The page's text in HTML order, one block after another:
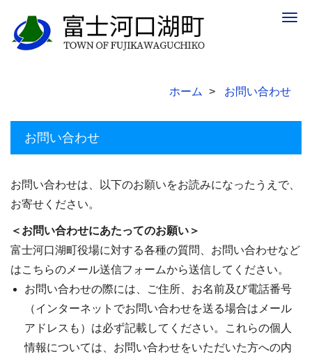
ホーム お問い合わせ
お問い合わせ
お問い合わせは、以下のお願いをお読みになったうえで、
お寄せください。
＜お問い合わせにあたってのお願い＞
富士河口湖町役場に対する各種の質問、お問い合わせなど
はこちらのメール送信フォームから送信してください。
お問い合わせの際には、ご住所、お名前及び電話番号
（インターネットでお問い合わせを送る場合はメール
アドレスも）は必ず記載してください。これらの個人
情報については、お問い合わせをいただいた方への内